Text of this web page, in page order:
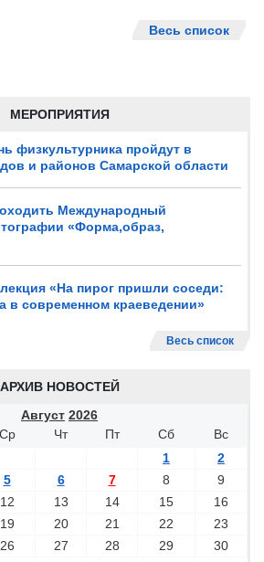
МЕРОПРИЯТИЯ
физкультурника пройдут в
и районов Самарской области
Международный
«Форма,образ,
«На пирог пришли соседи:
в современном краеведении»
Весь список
АРХИВ НОВОСТЕЙ
Август 2026
Ср Чт Пт Сб
Вс
1
2
5 6 7 8
9
12 13 14 15
16
19 20 21 22
23
26 27 28 29
30
Весь список